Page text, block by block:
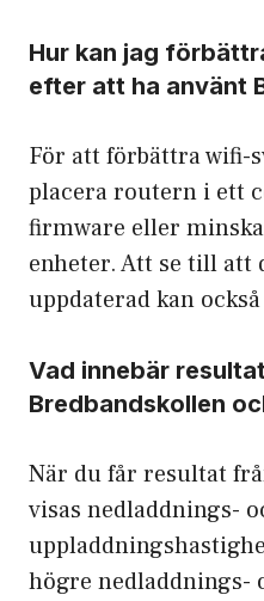
Hur kan jag
efter att ha använt
För att förbättra wifi-
placera routern i ett
firmware eller
enheter. Att se till
uppdaterad kan
Vad innebär
Bredbandskollen
När du får resultat
visas nedladdnings-
högre nedladdnings-